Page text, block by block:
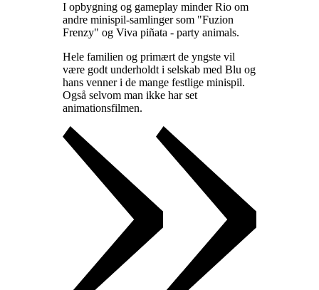
I opbygning og gameplay minder Rio om
andre minispil-samlinger som "Fuzion
Frenzy" og Viva piñata - party animals.
Hele familien og primært de yngste vil
være godt underholdt i selskab med Blu og
hans venner i de mange festlige minispil.
Også selvom man ikke har set
animationsfilmen.